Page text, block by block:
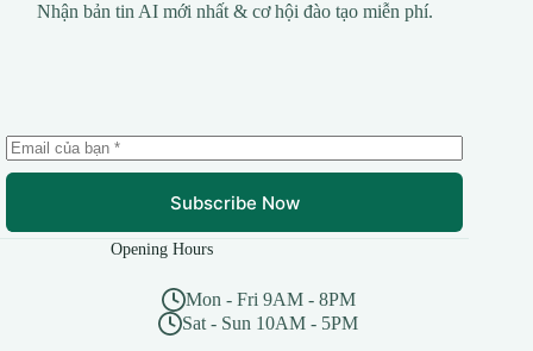
Nhận bản tin AI mới nhất & cơ hội đào tạo miễn phí.
Subscribe Now
Opening Hours
Mon - Fri 9AM - 8PM
Sat - Sun 10AM - 5PM